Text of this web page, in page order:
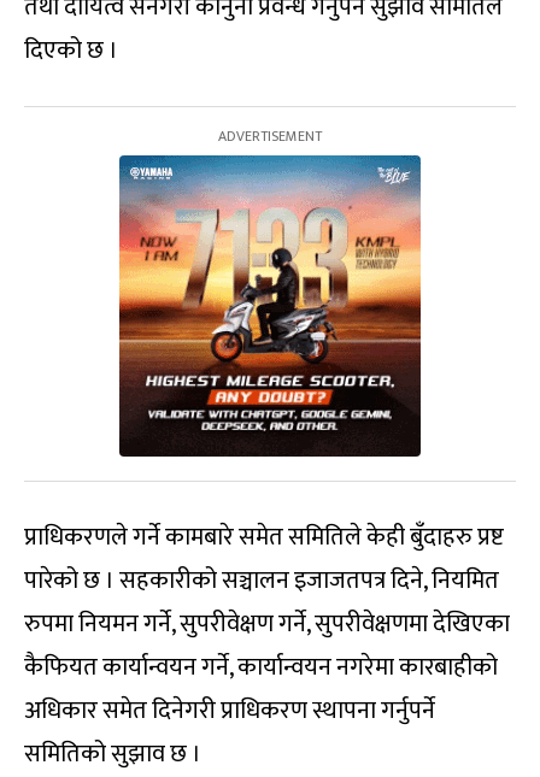
दिएको छ ।
प्राधिकरणले गर्ने कामबारे समेत समितिले केही बुँदाहरु प्रष्ट
पारेको छ । सहकारीको सञ्चालन इजाजतपत्र दिने, नियमित
रुपमा नियमन गर्ने, सुपरीवेक्षण गर्ने, सुपरीवेक्षणमा देखिएका
कैफियत कार्यान्वयन गर्ने, कार्यान्वयन नगरेमा कारबाहीको
अधिकार समेत दिनेगरी प्राधिकरण स्थापना गर्नुपर्ने
समितिको सुझाव छ ।